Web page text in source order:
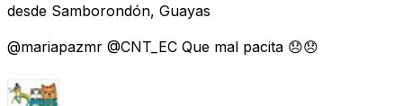
desde Samborondón, Guayas
@mariapazmr @CNT_EC Que mal pacita 😞😞